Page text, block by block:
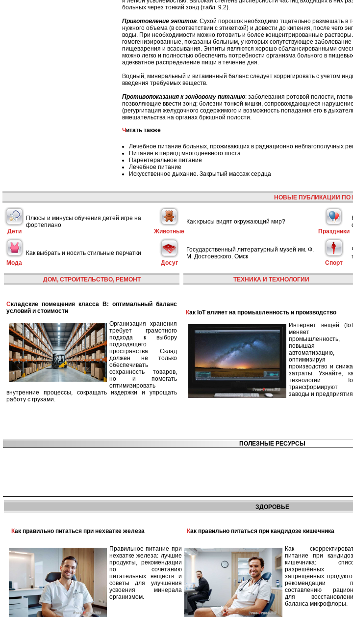
больных через тонкий зонд (табл. 9.2).
Приготовление энпитов. Сухой порошок необходимо тщательно размешать в
нужного объема (в соответствии с этикеткой) и довести до кипения, после чего
воды. При необходимости можно готовить и более концентрированные
гомогенизированные, показаны больным, у которых сопутствующее
пищеварения и всасывания. Энпиты являются хорошо сбалансированными
можно легко и полностью обеспечить потребности организма больного в
адекватное распределение пищи в течение дня.
Водный, минеральный и витаминный баланс следует корригировать с учетом
введения требуемых веществ.
Противопоказания к зондовому питанию: заболевания ротовой полости,
позволяющие ввести зонд; болезни тонкой кишки, сопровождающиеся
(регургитация желудочного содержимого и возможность попадания его в
вмешательства на органах брюшной полости.
Читать также
Лечебное питание больных, проживающих в радиационно неблагополучных
Питание в период многодневного поста
Парентеральное питание
Лечебное питание
Искусственное дыхание. Закрытый массаж сердца
НОВЫЕ ПУБЛИКАЦИИ ПО
Дети
Плюсы и минусы обучения детей игре на
фортепиано
Животные
Как крысы видят окружающий мир?
Праздники
Мода
Как выбрать и носить стильные перчатки
Досуг
Государственный литературный музей им. Ф.
М. Достоевского. Омск
Спорт
ДОМ, СТРОИТЕЛЬСТВО, РЕМОНТ
Складские помещения класса B: оптимальный баланс
условий и стоимости
Организация хранения
требует грамотного
подхода к выбору
подходящего
пространства. Склад
должен не только
обеспечивать
сохранность товаров,
но и помогать
оптимизировать
внутренние процессы, сокращать издержки и упрощать
работу с грузами.
ТЕХНИКА И ТЕХНОЛОГИИ
Как IoT влияет на промышленность и производство
Интернет вещей
меняет
промышленность,
повышая
автоматизацию,
оптимизируя
производство и
затраты. Узнайте,
технологии
трансформируют
заводы и
ПОЛЕЗНЫЕ РЕСУРСЫ
ЗДОРОВЬЕ
Как правильно питаться при нехватке железа
Правильное питание при
нехватке железа: лучшие
продукты, рекомендации
по сочетанию
питательных веществ и
советы для улучшения
усвоения минерала
организмом.
Как правильно питаться при кандидозе кишечника
Как
питание при
кишечника:
разрешённых
запрещённых
рекомендации
составлению
для
баланса микрофлоры.